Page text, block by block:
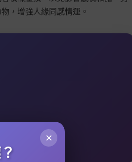
，增強人緣同感情運。
×